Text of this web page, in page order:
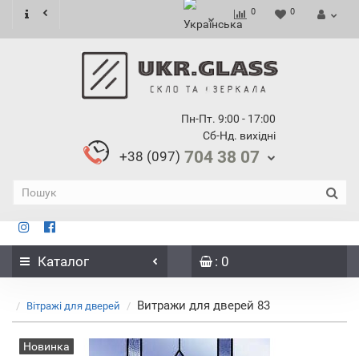
0 0
Пн-Пт. 9:00 - 17:00
Сб-Нд. вихідні
+38 (097) 704 38 07
Каталог : 0
Вітражі для дверей Витражи для дверей 83
Новинка